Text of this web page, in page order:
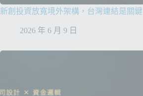
新創投資放寬境外架構，台灣連結是關鍵
2026 年 6 月 9 日